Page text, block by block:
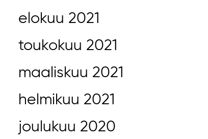
elokuu 2021
toukokuu 2021
maaliskuu 2021
helmikuu 2021
joulukuu 2020